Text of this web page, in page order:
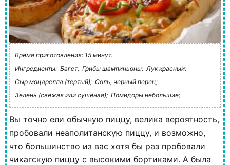
Время приготовления: 15 минут.
Ингредиенты: Багет; Грибы шампиньоны; Лук красный;
Сыр моцарелла (тертый); Соль, черный перец;
Зелень (свежая или сушеная); Помидоры небольшие;
Вы точно ели обычную пиццу, велика вероятность,
пробовали неаполитанскую пиццу, и возможно,
что большинство из вас хотя бы раз пробовали
чикагскую пиццу с высокими бортиками. А была